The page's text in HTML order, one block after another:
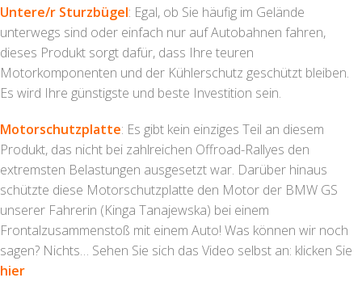
Untere/r Sturzbügel: Egal, ob Sie häufig im Gelände
unterwegs sind oder einfach nur auf Autobahnen fahren,
dieses Produkt sorgt dafür, dass Ihre teuren
Motorkomponenten und der Kühlerschutz geschützt bleiben.
Es wird Ihre günstigste und beste Investition sein.
Motorschutzplatte: Es gibt kein einziges Teil an diesem
Produkt, das nicht bei zahlreichen Offroad-Rallyes den
extremsten Belastungen ausgesetzt war. Darüber hinaus
schützte diese Motorschutzplatte den Motor der BMW GS
unserer Fahrerin (Kinga Tanajewska) bei einem
Frontalzusammenstoß mit einem Auto! Was können wir noch
sagen? Nichts… Sehen Sie sich das Video selbst an: klicken Sie
hier